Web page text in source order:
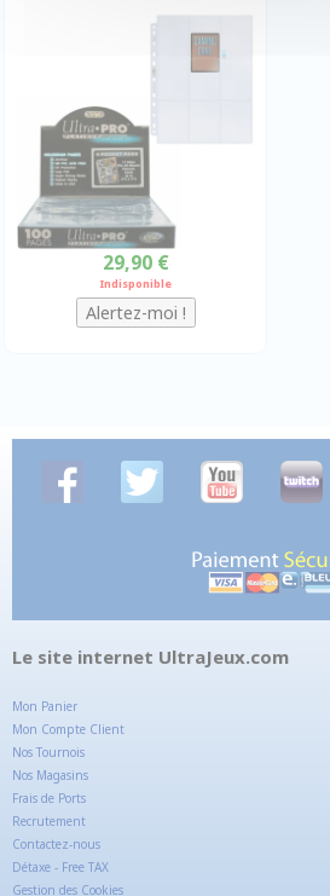
29,90 €
Indisponible
Le site internet UltraJeux.com
Mon Panier
Mon Compte Client
Nos Tournois
Nos Magasins
Frais de Ports
Recrutement
Contactez-nous
Détaxe - Free TAX
Gestion des Cookies